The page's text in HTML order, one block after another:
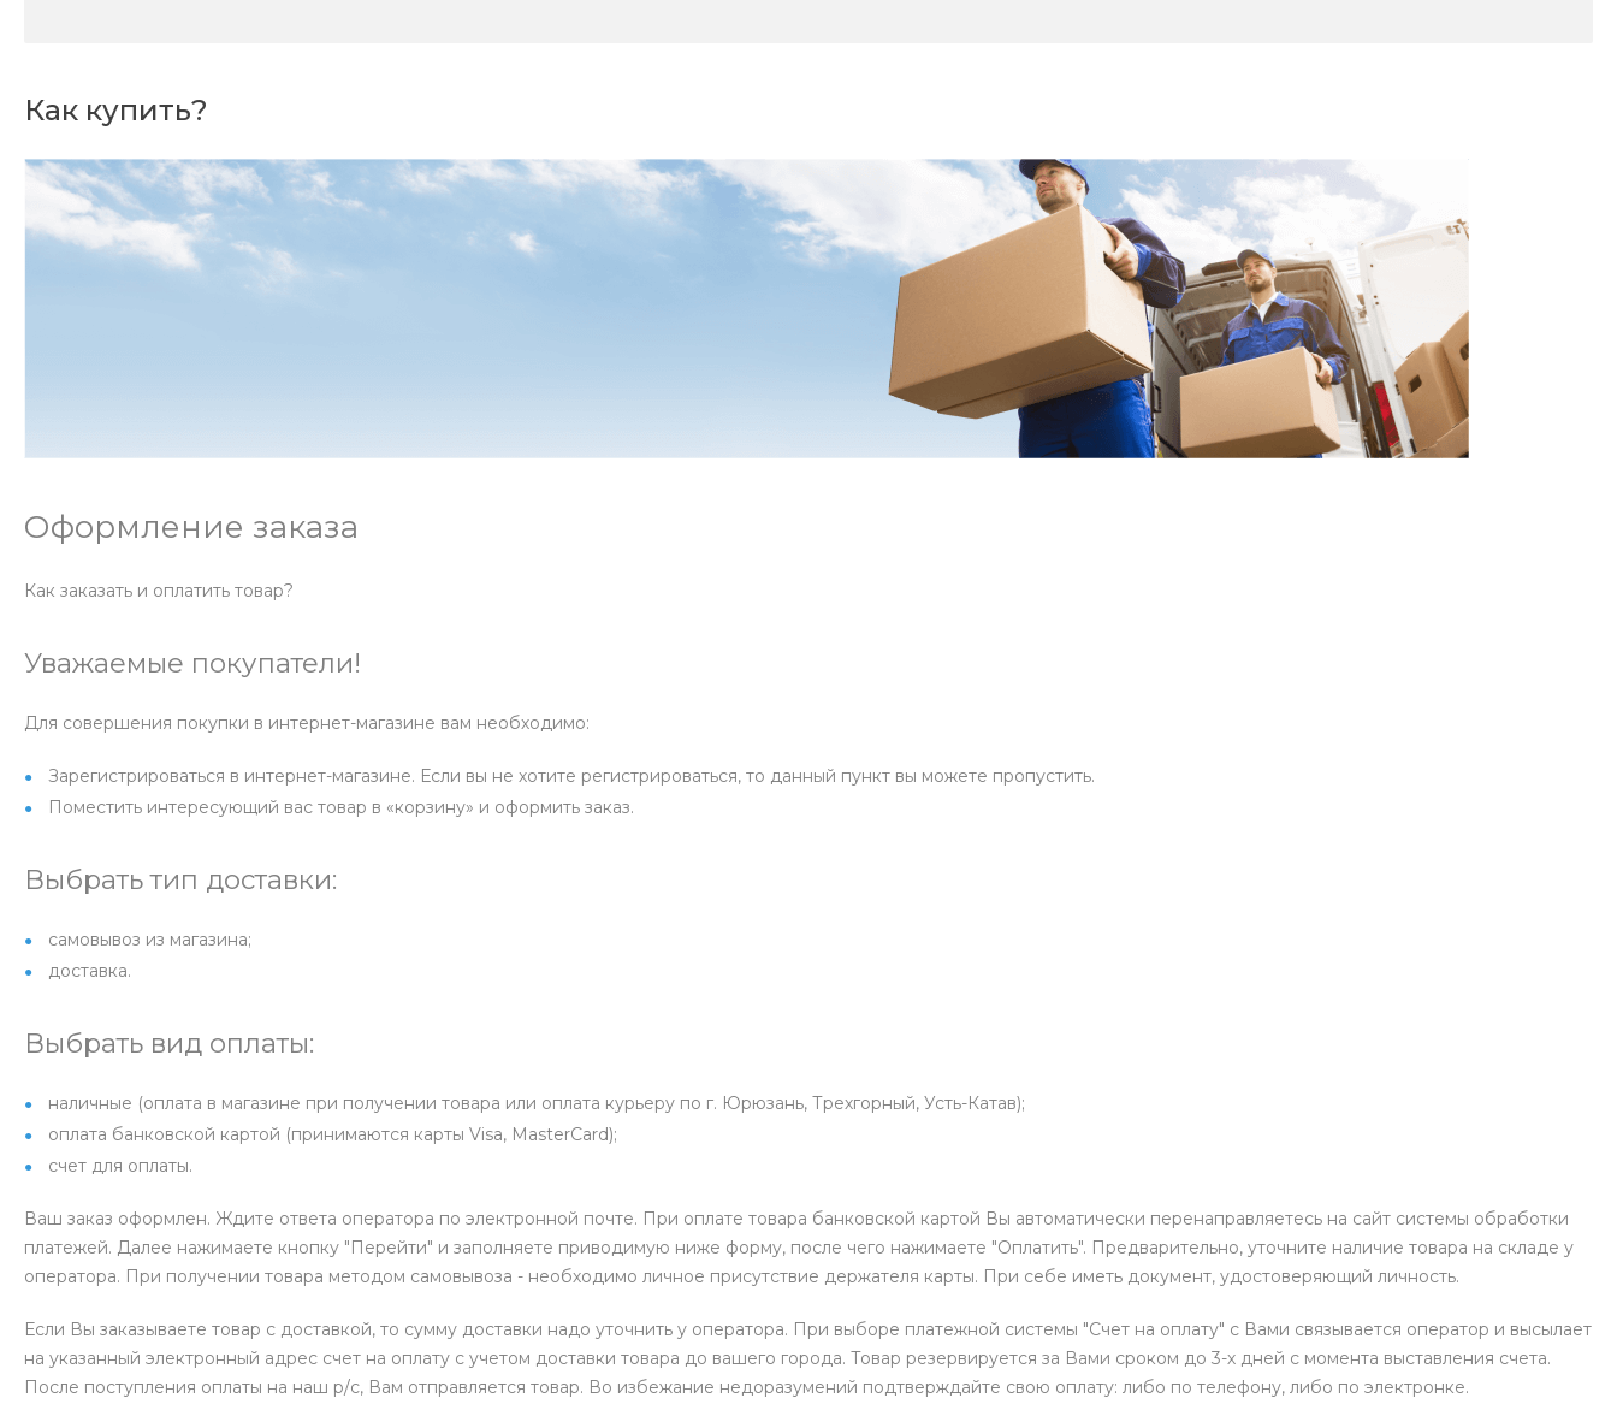
Как купить?
Оформление заказа
Как заказать и оплатить товар?
Уважаемые покупатели!
Для совершения покупки в интернет-магазине вам необходимо:
Зарегистрироваться в интернет-магазине. Если вы не хотите регистрироваться, то данный пункт вы можете пропустить.
Поместить интересующий вас товар в «корзину» и оформить заказ.
Выбрать тип доставки:
самовывоз из магазина;
доставка.
Выбрать вид оплаты:
наличные (оплата в магазине при получении товара или оплата курьеру по г. Юрюзань, Трехгорный, Усть-Катав);
оплата банковской картой (принимаются карты Visa, MasterCard);
счет для оплаты.
Ваш заказ оформлен. Ждите ответа оператора по электронной почте. При оплате товара банковской картой Вы автоматически перенаправляетесь на сайт системы обработки
платежей. Далее нажимаете кнопку "Перейти" и заполняете приводимую ниже форму, после чего нажимаете "Оплатить". Предварительно, уточните наличие товара на складе у
оператора. При получении товара методом самовывоза - необходимо личное присутствие держателя карты. При себе иметь документ, удостоверяющий личность.
Если Вы заказываете товар с доставкой, то сумму доставки надо уточнить у оператора. При выборе платежной системы "Счет на оплату" с Вами связывается оператор и высылает
на указанный электронный адрес счет на оплату с учетом доставки товара до вашего города. Товар резервируется за Вами сроком до 3-х дней с момента выставления счета.
После поступления оплаты на наш р/с, Вам отправляется товар. Во избежание недоразумений подтверждайте свою оплату: либо по телефону, либо по электронке.